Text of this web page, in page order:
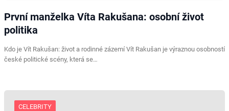
První manželka Víta Rakušana: osobní život
politika
Kdo je Vít Rakušan: život a rodinné zázemí Vít Rakušan je výraznou osobností
české politické scény, která se…
CELEBRITY